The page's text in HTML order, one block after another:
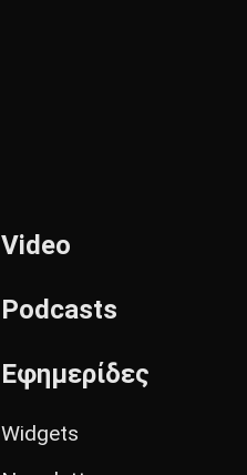
Video
Podcasts
Εφημερίδες
Widgets